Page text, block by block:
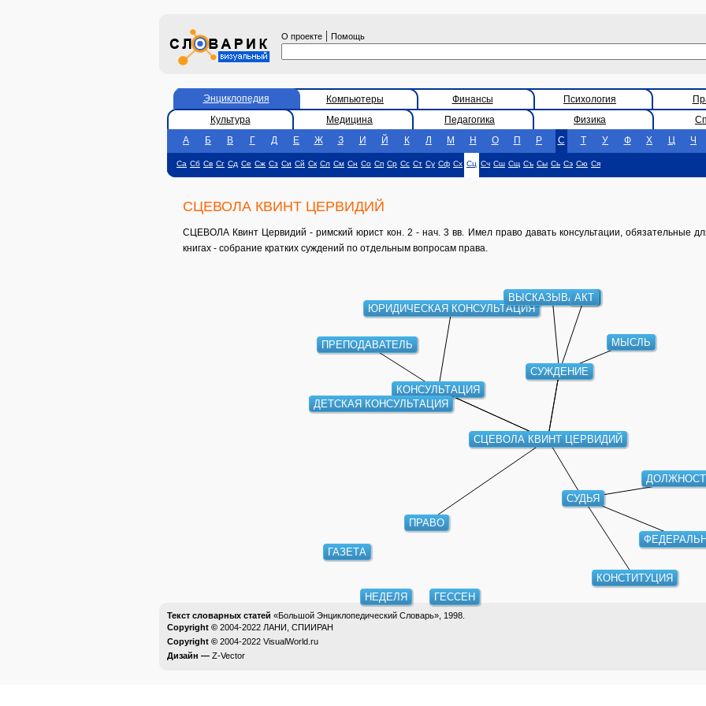
О проекте | Помощь
Энциклопедия Компьютеры Финансы Психология
Культура
Медицина Педагогика Физика
А
Б В Г Д Е Ж З И Й К Л М Н О П Р С Т У Ф Х Ц Ч
Са Сб Св Сг Сд Се Сж Сз Си Сй Ск Сл См Сн Со Сп Ср Сс Ст Су Сф Сх Сц Сч Сш Сщ Съ Сы Сь Сэ Сю Ся
СЦЕВОЛА КВИНТ ЦЕРВИДИЙ
СЦЕВОЛА Квинт Цервидий - римский юрист кон. 2 - нач. 3 вв. Имел право давать консультации, обязательные
книгах - собрание кратких суждений по отдельным вопросам права.
СЦЕВОЛА КВИНТ ЦЕРВИДИЙ
КОНСУЛЬТАЦИЯ
СУЖДЕНИЕ
СУДЬЯ
ПРАВО
ДЕТСКАЯ КОНСУЛЬТАЦИЯ
ЮРИДИЧЕСКАЯ КОНСУЛЬТАЦИЯ
ПРЕПОДАВАТЕЛЬ
ВЫСКАЗЫВАНИЕ
МЫСЛЬ
АКТ
КОНСТИТУЦИЯ
ГЕССЕН
НЕДЕЛЯ
ГАЗЕТА
Текст словарных статей «Большой Энциклопедический Словарь», 1998.
Copyright © 2004-2022 ЛАНИ, СПИИРАН
Copyright © 2004-2022 VisualWorld.ru
Дизайн — Z-Vector